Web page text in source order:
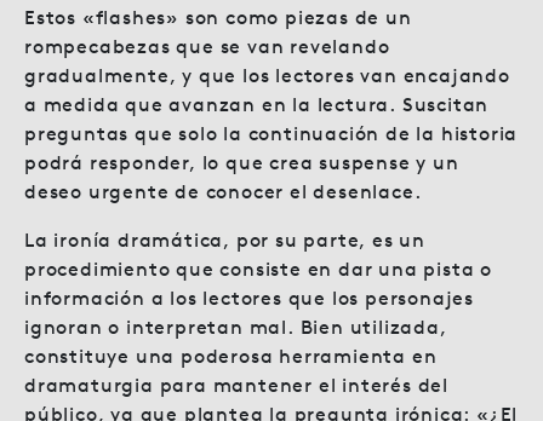
Estos «flashes» son como piezas de un
rompecabezas que se van revelando
gradualmente, y que los lectores van encajando
a medida que avanzan en la lectura. Suscitan
preguntas que solo la continuación de la historia
podrá responder, lo que crea suspense y un
deseo urgente de conocer el desenlace.
La ironía dramática, por su parte, es un
procedimiento que consiste en dar una pista o
información a los lectores que los personajes
ignoran o interpretan mal. Bien utilizada,
constituye una poderosa herramienta en
dramaturgia para mantener el interés del
público, ya que plantea la pregunta irónica: «¿El